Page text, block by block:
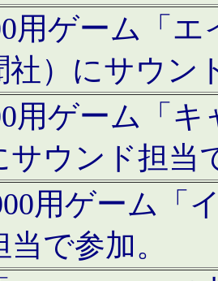
用ゲーム「
社）にサウン
用ゲーム「
サウンド担当
用ゲーム「
で参加。